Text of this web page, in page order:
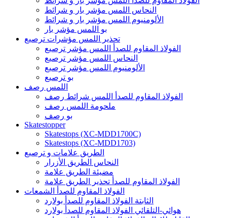
النحاس اللمس مؤشر بار و شرائط
الألومنيوم اللمس مؤشر بار و شرائط
بو اللمس مؤشر بار
تحذير اللمس مؤشرات ترصيع
الفولاذ المقاوم للصدأ اللمس مؤشر ترصيع
النحاس اللمس مؤشر ترصيع
الألومنيوم اللمس مؤشر ترصيع
بو ترصيع
اللمس رصف
الفولاذ المقاوم للصدأ اللمس شرائط رصف
ملحومة اللمس رصف
بو رصف
Skatestopper
Skatestops (XC-MDD1700C)
Skatestops (XC-MDD1703)
الطريق علامات و ترصيع
النحاس الطريق الأزرار
مضيئة الطريق علامة
الفولاذ المقاوم للصدأ تحذير الطريق علامة
الفولاذ المقاوم للصدأ الشمعات
الثابتة الفولاذ المقاوم للصدأ بولارد
هوائي-التلقائي الفولاذ المقاوم للصدأ بولارد